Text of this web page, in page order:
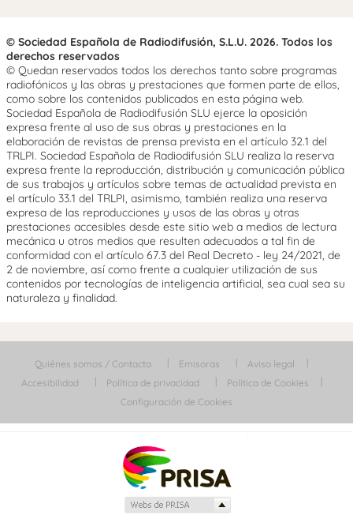
© Sociedad Española de Radiodifusión, S.L.U. 2026. Todos los
derechos reservados
© Quedan reservados todos los derechos tanto sobre programas
radiofónicos y las obras y prestaciones que formen parte de ellos,
como sobre los contenidos publicados en esta página web.
Sociedad Española de Radiodifusión SLU ejerce la oposición
expresa frente al uso de sus obras y prestaciones en la
elaboración de revistas de prensa prevista en el artículo 32.1 del
TRLPI. Sociedad Española de Radiodifusión SLU realiza la reserva
expresa frente la reproducción, distribución y comunicación pública
de sus trabajos y artículos sobre temas de actualidad prevista en
el artículo 33.1 del TRLPI, asimismo, también realiza una reserva
expresa de las reproducciones y usos de las obras y otras
prestaciones accesibles desde este sitio web a medios de lectura
mecánica u otros medios que resulten adecuados a tal fin de
conformidad con el artículo 67.3 del Real Decreto - ley 24/2021, de
2 de noviembre, así como frente a cualquier utilización de sus
contenidos por tecnologías de inteligencia artificial, sea cual sea su
naturaleza y finalidad.
Quiénes somos / Contacta Emisoras
Aviso legal
Accesibilidad
Política de privacidad
Política de Cookies
Configuración de Cookies